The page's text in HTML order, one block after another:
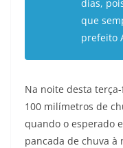
dias,
que
prefeito
Na noite desta
100 milímetros de
quando o esperado
pancada de chuva à